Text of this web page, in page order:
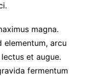
magna.
elementum, arcu
et augue.
fermentum